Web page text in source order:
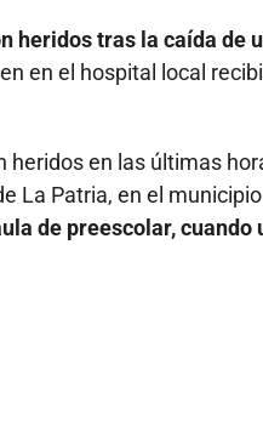
heridos tras la caída de
en el hospital local
heridos en las últimas
La Patria, en el
de preescolar,